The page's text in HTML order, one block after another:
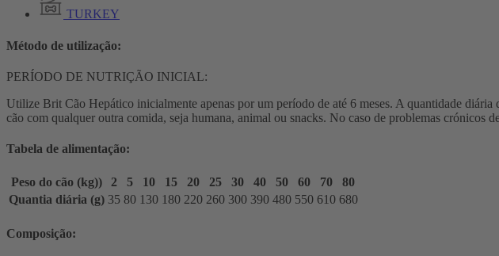
TURKEY
Método de utilização:
PERÍODO DE NUTRIÇÃO INICIAL:
Utilize Brit Cão Hepático inicialmente apenas por um período de até 6 meses. A quantidade
cão com qualquer outra comida, seja humana, animal ou snacks. No caso de problemas crónicos
Tabela de alimentação:
Peso do cão (kg)) 2 5 10 15 20 25 30 40 50 60 70
80
Quantia diária (g) 35 80 130 180 220 260 300 390 480 550 610 680
Composição: